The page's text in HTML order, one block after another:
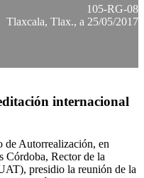
105-RG-08
Tlaxcala, Tlax., a 25/05/2017
internacional
de Autorrealización, en
Córdoba, Rector de la
presidio la reunión de la